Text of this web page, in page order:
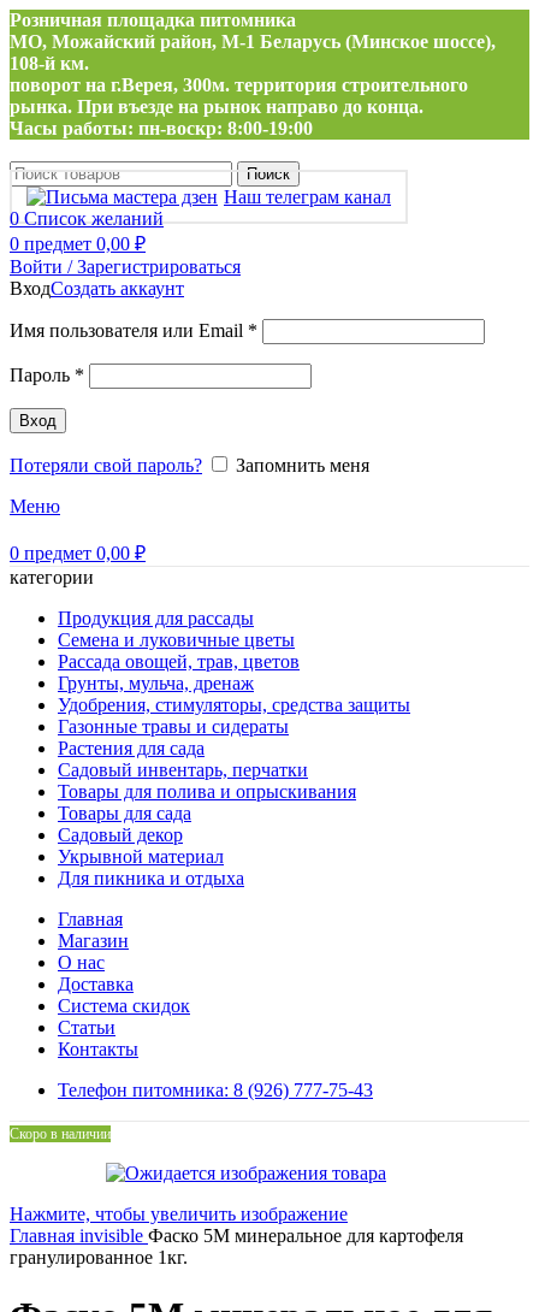
Розничная площадка питомника
МО, Можайский район, М-1 Беларусь (Минское шоссе),
108-й км.
поворот на г.Верея, 300м. территория строительного
рынка. При въезде на рынок направо до конца.
Часы работы: пн-воскр: 8:00-19:00
Поиск
Наш телеграм канал
0 Список желаний
0 предмет 0,00 ₽
Войти / Зарегистрироваться
ВходСоздать аккаунт
Имя пользователя или Email *
Пароль *
Вход
Потеряли свой пароль?
Запомнить меня
Меню
0 предмет 0,00 ₽
категории
Продукция для рассады
Семена и луковичные цветы
Рассада овощей, трав, цветов
Грунты, мульча, дренаж
Удобрения, стимуляторы, средства защиты
Газонные травы и сидераты
Растения для сада
Садовый инвентарь, перчатки
Товары для полива и опрыскивания
Товары для сада
Садовый декор
Укрывной материал
Для пикника и отдыха
Главная
Магазин
О нас
Доставка
Система скидок
Статьи
Контакты
Телефон питомника: 8 (926) 777-75-43
Скоро в наличии
Нажмите, чтобы увеличить изображение
Главная invisible Фаско 5М минеральное для картофеля
гранулированное 1кг.